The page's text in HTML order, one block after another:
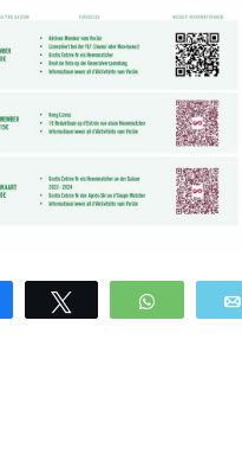
Partagez Tweetez WhatsApp